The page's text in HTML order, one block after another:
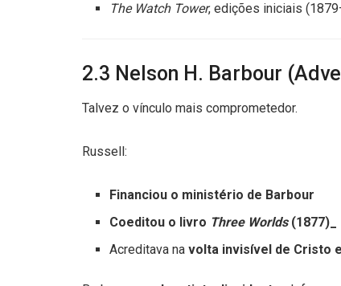
The Watch Tower, edições iniciais
2.3 Nelson H. Barbour
Talvez o vínculo mais comprometedor.
Russell:
Financiou o ministério de Barbour
Coeditou o livro Three Worlds(1877)_
Acreditava navolta invisível de Cristo